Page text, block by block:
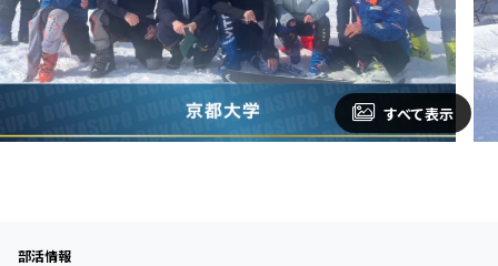
すべて表示
部活情報